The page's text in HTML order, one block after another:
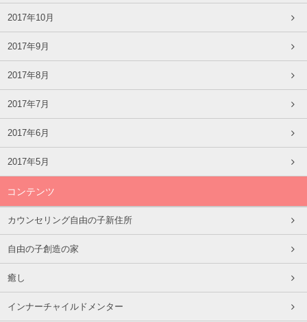
2017年10月
2017年9月
2017年8月
2017年7月
2017年6月
2017年5月
コンテンツ
カウンセリング自由の子新住所
自由の子創造の家
癒し
インナーチャイルドメンター